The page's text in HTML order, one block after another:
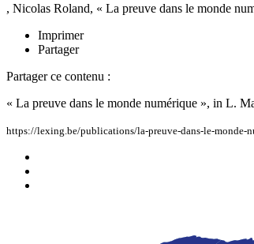
, Nicolas Roland, « La preuve dans le monde
Imprimer
Partager
Partager ce contenu :
« La preuve dans le monde numérique », in L.
https://lexing.be/publications/la-preuve-dans-le-monde-